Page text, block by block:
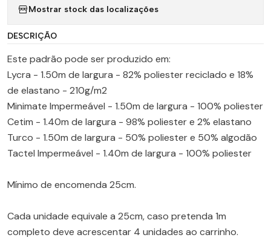
Mostrar stock das localizações
DESCRIÇÃO
Este padrão pode ser produzido em:
Lycra - 1.50m de largura - 82% poliester reciclado e 18%
de elastano - 210g/m2
Minimate Impermeável - 1.50m de largura - 100% poliester
Cetim - 1.40m de largura - 98% poliester e 2% elastano
Turco - 1.50m de largura - 50% poliester e 50% algodão
Tactel Impermeável - 1.40m de largura - 100% poliester
Mínimo de encomenda 25cm.
Cada unidade equivale a 25cm, caso pretenda 1m
completo deve acrescentar 4 unidades ao carrinho.